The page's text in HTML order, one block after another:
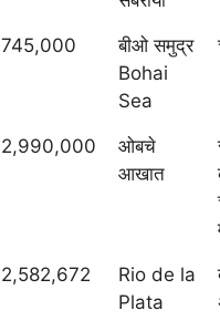
745,000
बीओ समुद्र
Bohai
Sea
2,990,000
ओबचे
आखात
2,582,672
Rio de la
Plata